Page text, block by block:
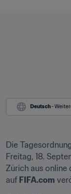
Deutsch -
Die
Freitag, 18.
Zürich aus
auf FIFA.com